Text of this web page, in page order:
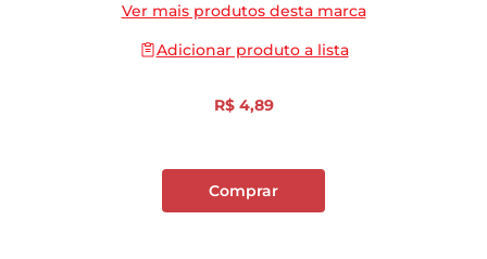
Ver mais produtos desta marca
Adicionar produto a lista
R$ 4,89
Comprar